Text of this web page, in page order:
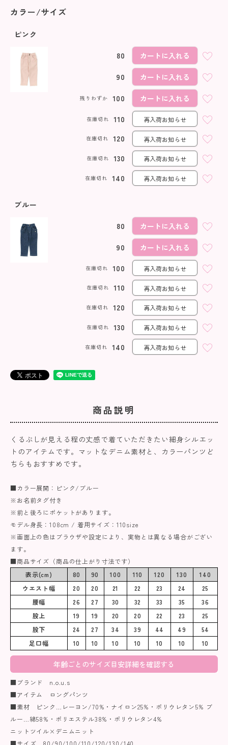
カラー/サイズ
ピンク
80 カートに入れる
90 カートに入れる
100
残りわずか カートに入れる
110
在庫切れ 再入荷お知らせ
120
在庫切れ 再入荷お知らせ
130
在庫切れ 再入荷お知らせ
140
在庫切れ 再入荷お知らせ
ブルー
80 カートに入れる
90 カートに入れる
100
在庫切れ 再入荷お知らせ
110
在庫切れ 再入荷お知らせ
120
在庫切れ 再入荷お知らせ
130
在庫切れ 再入荷お知らせ
140
在庫切れ 再入荷お知らせ
商品説明
くるぶしが見える程の丈感で着ていただきたい細身シルエッ
トのアイテムです。マットなデニム素材と、カラーパンツど
ちらもおすすめです。
■カラー展開：ピンク/ブルー
※お名前タグ付き
※前と後ろにポケットがあります。
モデル身長：108cm / 着用サイズ：110size
※画面上の色はブラウザや設定により、実物とは異なる場合がござい
ます。
■商品サイズ（商品の仕上がり寸法です）
表示(cm)
80 90 100 110 120 130
140
ウエスト幅
20 20 21 22 23 24
25
腰幅
26 27 30 32 33 35
36
股上
19 19 20 20 22 23
25
股下
24 27 34 39 44 49
54
足口幅
10 10 10 10 10 10 10
年齢ごとのサイズ目安詳細を確認する
■ブランド n.o.u.s
■アイテム ロングパンツ
■素材 ピンク…レーヨン/70%・ナイロン25%・ポリウレタン5% ブ
ルー…綿58%・ポリエステル38%・ポリウレタン4%
ニットツイル×デニムニット